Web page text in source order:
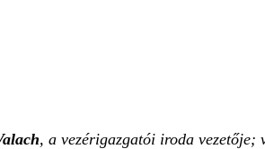
, a vezérigazgatói iroda